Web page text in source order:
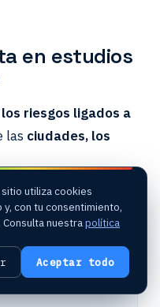
en estudios
riesgos ligados a
las ciudades, los
contaminantes
en piscina,
utiliza cookies
con tu consentimiento,
nuestrapolítica
Aceptar todo